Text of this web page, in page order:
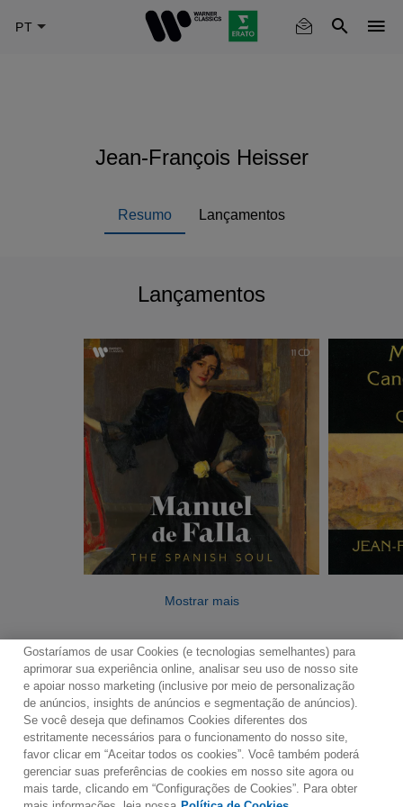
Jean-François Heisser
Resumo Lançamentos
Lançamentos
Mostrar mais
Contato Boletim de Notícias
Termos de Uso
Política de Privacidade
Mapa do Site
Política de Cookies
Configurações de Cookies
Gostaríamos de usar Cookies (e tecnologias semelhantes) para
aprimorar sua experiência online, analisar seu uso de nosso site
e apoiar nosso marketing (inclusive por meio de personalização
de anúncios, insights de anúncios e segmentação de anúncios).
Se você deseja que definamos Cookies diferentes dos
estritamente necessários para o funcionamento do nosso site,
favor clicar em “Aceitar todos os cookies”. Você também poderá
gerenciar suas preferências de cookies em nosso site agora ou
mais tarde, clicando em “Configurações de Cookies”. Para obter